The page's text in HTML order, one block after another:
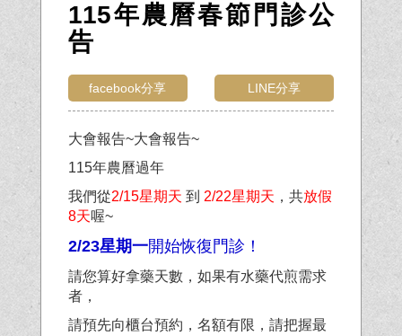
115年農曆春節門診公
告
facebook分享 LINE分享
大會報告~大會報告~
115年農曆過年
我們從2/15星期天 到 2/22星期天 ，共放假
8天喔~
2/23星期一開始恢復門診！
請您算好拿藥天數，如果有水藥代煎需求
者，
請預先向櫃台預約，名額有限，請把握最